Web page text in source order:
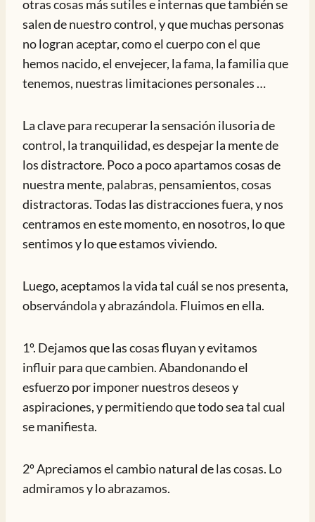
otras cosas más sutiles e internas que también se
salen de nuestro control, y que muchas personas
no logran aceptar, como el cuerpo con el que
hemos nacido, el envejecer, la fama, la familia que
tenemos, nuestras limitaciones personales …
La clave para recuperar la sensación ilusoria de
control, la tranquilidad, es despejar la mente de
los distractore. Poco a poco apartamos cosas de
nuestra mente, palabras, pensamientos, cosas
distractoras. Todas las distracciones fuera, y nos
centramos en este momento, en nosotros, lo que
sentimos y lo que estamos viviendo.
Luego, aceptamos la vida tal cuál se nos presenta,
observándola y abrazándola. Fluimos en ella.
1º. Dejamos que las cosas fluyan y evitamos
influir para que cambien. Abandonando el
esfuerzo por imponer nuestros deseos y
aspiraciones, y permitiendo que todo sea tal cual
se manifiesta.
2º Apreciamos el cambio natural de las cosas. Lo
admiramos y lo abrazamos.